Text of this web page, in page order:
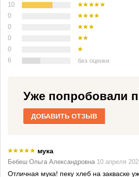
10
0
0
0
0
6
без оценки
Уже попробовали
ДОБАВИТЬ ОТЗЫВ
мука
Бебеш Ольга Александровна 10 апреля
Отличная мука! пеку хлеб на закваске